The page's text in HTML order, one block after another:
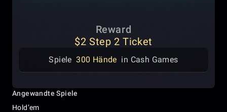
Reward
$2 Step 2 Ticket
Spiele 300 Hände in Cash Games
Angewandte Spiele
Hold’em